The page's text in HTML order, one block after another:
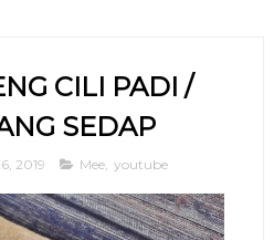
CILI PADI /
SEDAP
2019 Mee, youtube